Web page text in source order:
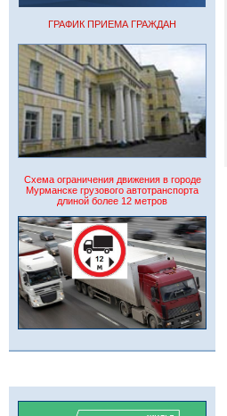
ГРАФИК ПРИЕМА ГРАЖДАН
Схема ограничения движения в городе
Мурманске грузового автотранспорта
длиной более 12 метров